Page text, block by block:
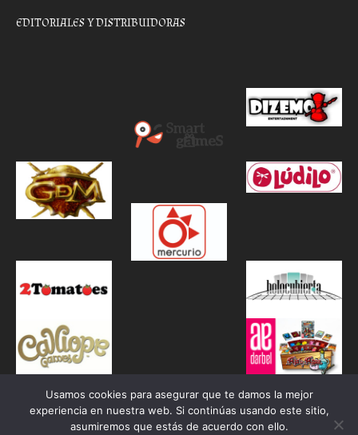
EDITORIALES Y DISTRIBUIDORAS
Usamos cookies para asegurar que te damos la mejor
experiencia en nuestra web. Si continúas usando este sitio,
asumiremos que estás de acuerdo con ello.